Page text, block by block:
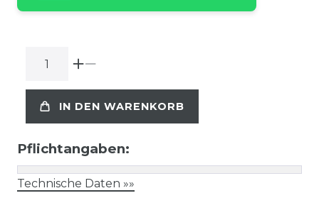
IN DEN WARENKORB
Pflichtangaben:
Technische Daten »»